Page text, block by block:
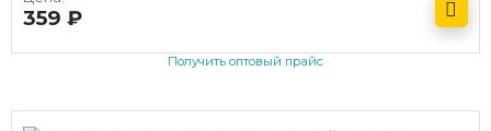
359
Получить оптовый прайс